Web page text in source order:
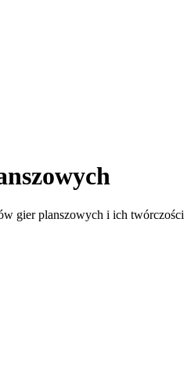
gier planszowych i ich twórczości